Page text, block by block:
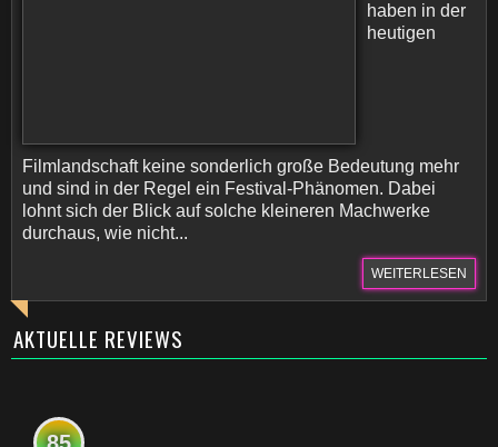
haben in der
heutigen
Filmlandschaft keine sonderlich große Bedeutung mehr
und sind in der Regel ein Festival-Phänomen. Dabei
lohnt sich der Blick auf solche kleineren Machwerke
durchaus, wie nicht...
WEITERLESEN
AKTUELLE REVIEWS